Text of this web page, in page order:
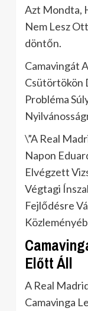
Azt Mondta,
Nem Lesz
döntőn.
Camavingát
Csütörtökön
Probléma
\”A Real
Napon
Elvégzett
Végtagi
Fejlődésre
Előtt Áll
A Real
Camavinga